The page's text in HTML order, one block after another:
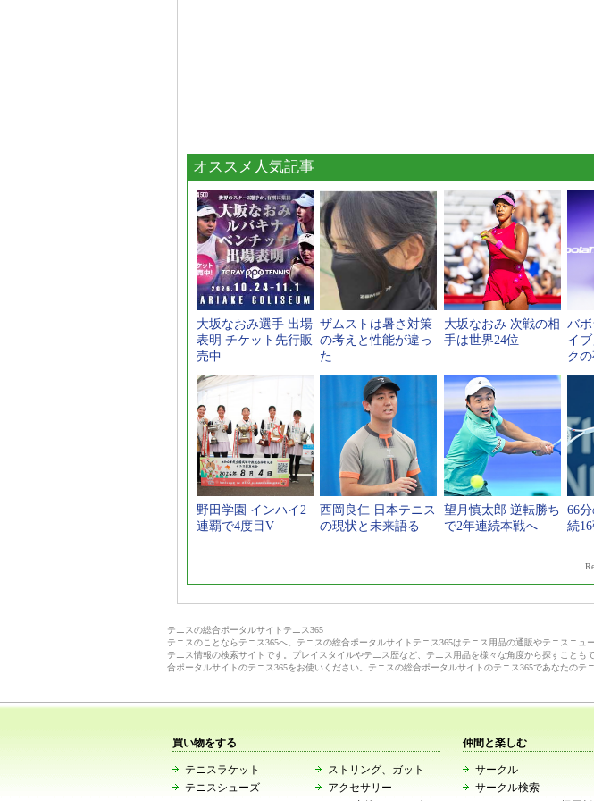
オススメ人気記事
大坂なおみ選手 出場
表明 チケット先行販
売中
ザムストは暑さ対策
の考えと性能が違っ
た
大坂なおみ 次戦の相
手は世界24位
バ
イ
ク
し
野田学園 インハイ2
連覇で4度目V
西岡良仁 日本テニス
の現状と未来語る
望月慎太郎 逆転勝ち
で2年連続本戦へ
66
続
テニスの総合ポータルサイトテニス365
テニスのことならテニス365へ。テニスの総合ポータルサイトテニス365はテニス用品の通販やテニスニ
テニス情報の検索サイトです。プレイスタイルやテニス歴など、テニス用品を様々な角度から探すこと
合ポータルサイトのテニス365をお使いください。テニスの総合ポータルサイトのテニス365であなたのテ
買い物をする
テニスラケット
テニスシューズ
ストリング、ガット
アクセサリー
仲間と楽しむ
サークル
サークル検索